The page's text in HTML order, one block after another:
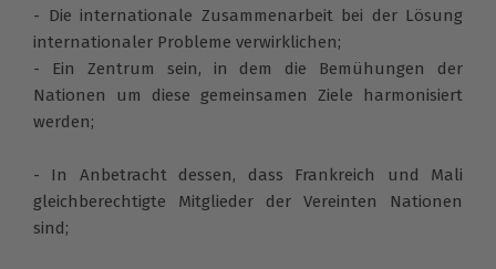
- Die internationale Zusammenarbeit bei der Lösung
internationaler Probleme verwirklichen;
- Ein Zentrum sein, in dem die Bemühungen der
Nationen um diese gemeinsamen Ziele harmonisiert
werden;
- In Anbetracht dessen, dass Frankreich und Mali
gleichberechtigte Mitglieder der Vereinten Nationen
sind;